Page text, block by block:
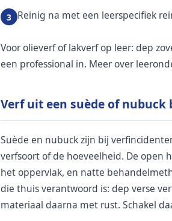
Reinig na met een leerspecifiek
Voor olieverf of lakverf op leer: dep
een professional in. Meer over
Verf uit een suède of
Suède en nubuck zijn bij
verfsoort of de hoeveelheid. De
het oppervlak, en natte
die thuis verantwoord is: dep verse
materiaal daarna met rust. Schakel